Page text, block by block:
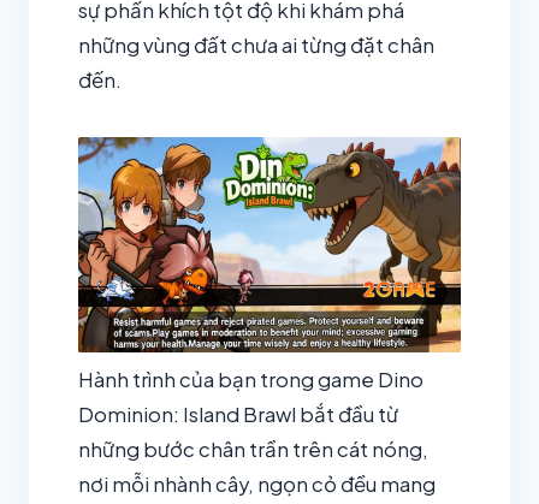
sự phấn khích tột độ khi khám phá
những vùng đất chưa ai từng đặt chân
đến.
Hành trình của bạn trong game Dino
Dominion: Island Brawl bắt đầu từ
những bước chân trần trên cát nóng,
nơi mỗi nhành cây, ngọn cỏ đều mang